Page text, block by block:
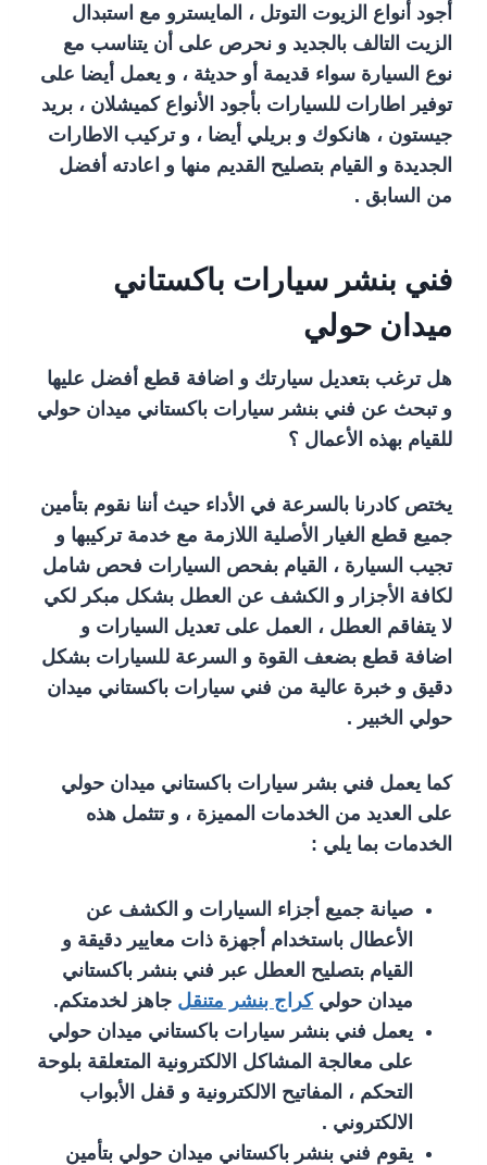
أجود أنواع الزيوت التوتل ، المايسترو مع استبدال
الزيت التالف بالجديد و نحرص على أن يتناسب مع
نوع السيارة سواء قديمة أو حديثة ، و يعمل أيضا على
توفير اطارات للسيارات بأجود الأنواع كميشلان ، بريد
جيستون ، هانكوك و بريلي أيضا ، و تركيب الاطارات
الجديدة و القيام بتصليح القديم منها و اعادته أفضل
من السابق .
فني بنشر سيارات باكستاني
ميدان حولي
هل ترغب بتعديل سيارتك و اضافة قطع أفضل عليها
و تبحث عن فني بنشر سيارات باكستاني ميدان حولي
للقيام بهذه الأعمال ؟
يختص كادرنا بالسرعة في الأداء حيث أننا نقوم بتأمين
جميع قطع الغيار الأصلية اللازمة مع خدمة تركيبها و
تجيب السيارة ، القيام بفحص السيارات فحص شامل
لكافة الأجزار و الكشف عن العطل بشكل مبكر لكي
لا يتفاقم العطل ، العمل على تعديل السيارات و
اضافة قطع بضعف القوة و السرعة للسيارات بشكل
دقيق و خبرة عالية من فني سيارات باكستاني ميدان
حولي الخبير .
كما يعمل فني بشر سيارات باكستاني ميدان حولي
على العديد من الخدمات المميزة ، و تتثمل هذه
الخدمات بما يلي :
صيانة جميع أجزاء السيارات و الكشف عن
الأعطال باستخدام أجهزة ذات معايير دقيقة و
القيام بتصليح العطل عبر فني بنشر باكستاني
ميدان حوليكراج بنشر متنقل جاهز لخدمتكم.
يعمل فني بنشر سيارات باكستاني ميدان حولي
على معالجة المشاكل الالكترونية المتعلقة بلوحة
التحكم ، المفاتيح الالكترونية و قفل الأبواب
الالكتروني .
يقوم فني بنشر باكستاني ميدان حولي بتأمين